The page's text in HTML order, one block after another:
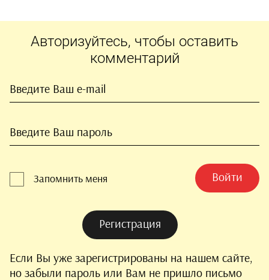
Авторизуйтесь, чтобы оставить
комментарий
Запомнить меня Войти
Регистрация
Если Вы уже зарегистрированы на нашем сайте,
но забыли пароль или Вам не пришло письмо